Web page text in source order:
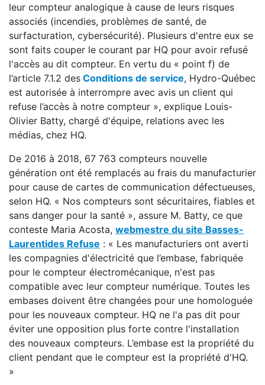
leur compteur analogique à cause de leurs risques
associés (incendies, problèmes de santé, de
surfacturation, cybersécurité). Plusieurs d'entre eux se
sont faits couper le courant par HQ pour avoir refusé
l'accès au dit compteur. En vertu du « point f) de
l’article 7.1.2 des Conditions de service, Hydro-Québec
est autorisée à interrompre avec avis un client qui
refuse l’accès à notre compteur », explique Louis-
Olivier Batty, chargé d'équipe, relations avec les
médias, chez HQ.
De 2016 à 2018, 67 763 compteurs nouvelle
génération ont été remplacés au frais du manufacturier
pour cause de cartes de communication défectueuses,
selon HQ. « Nos compteurs sont sécuritaires, fiables et
sans danger pour la santé », assure M. Batty, ce que
conteste Maria Acosta, webmestre du site Basses-
Laurentides Refuse : « Les manufacturiers ont averti
les compagnies d'électricité que l’embase, fabriquée
pour le compteur électromécanique, n'est pas
compatible avec leur compteur numérique. Toutes les
embases doivent être changées pour une homologuée
pour les nouveaux compteur. HQ ne l'a pas dit pour
éviter une opposition plus forte contre l'installation
des nouveaux compteurs. L’embase est la propriété du
client pendant que le compteur est la propriété d'HQ.
»